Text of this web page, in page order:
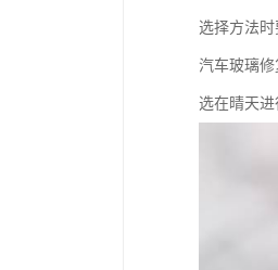
选择方法时
汽车玻璃
选在晴天进